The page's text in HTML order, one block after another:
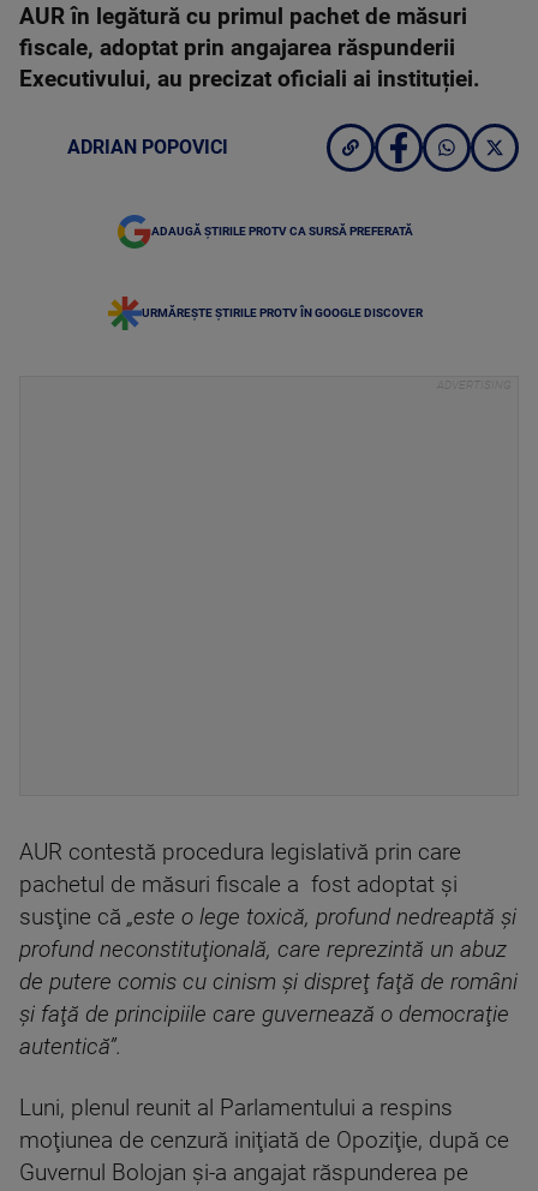
AUR în legătură cu primul pachet de măsuri
fiscale, adoptat prin angajarea răspunderii
Executivului, au precizat oficiali ai instituției.
ADRIAN POPOVICI
ADAUGĂ ȘTIRILE PROTV CA SURSĂ PREFERATĂ
URMĂREȘTE ȘTIRILE PROTV ÎN GOOGLE DISCOVER
AUR contestă procedura legislativă prin care
pachetul de măsuri fiscale a fost adoptat și
susţine că „este o lege toxică, profund nedreaptă şi
profund neconstituţională, care reprezintă un abuz
de putere comis cu cinism şi dispreţ faţă de români
şi faţă de principiile care guvernează o democraţie
autentică”.
Luni, plenul reunit al Parlamentului a respins
moţiunea de cenzură iniţiată de Opoziţie, după ce
Guvernul Bolojan şi-a angajat răspunderea pe